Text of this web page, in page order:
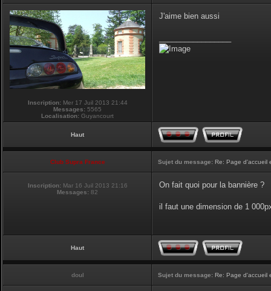
Inscription:Mer 17 Juil 2013 21:44
Messages: 5565
Localisation: Guyancourt
J'aime bien aussi
Haut
Club Supra France Sujet du message: Re: Page d'accueil
Inscription: Mar 16 Juil 2013 21:16
Messages: 82
On fait quoi pour la bannière ?
il faut une dimension de 1
Haut
doul Sujet du message: Re: Page d'accueil